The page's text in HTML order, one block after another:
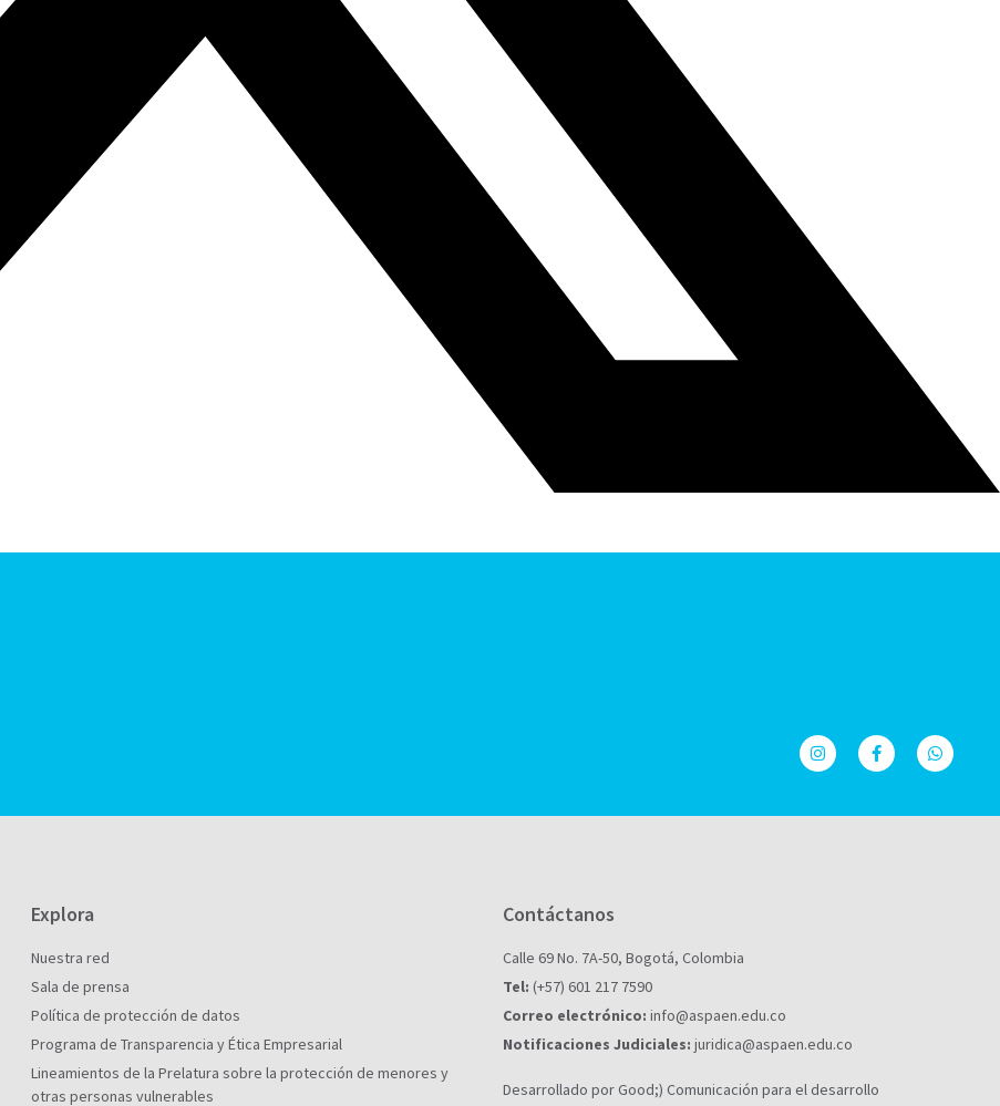
Explora
Nuestra red
Sala de prensa
Política de protección de datos
Programa de Transparencia y Ética Empresarial
Lineamientos de la Prelatura sobre la protección de menores y
otras personas vulnerables
Contáctanos
Calle 69 No. 7A-50, Bogotá, Colombia
Tel: (+57) 601 217 7590
Correo electrónico: info@aspaen.edu.co
Notificaciones Judiciales: juridica@aspaen.edu.co
Desarrollado por Good;) Comunicación para el desarrollo